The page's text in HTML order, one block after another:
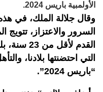
الأولمبية باريس 2024.
وقال جلالة الملك، في هذه
السرور والاعتزاز،
التي احتضنتها بلادنا،
“باريس 2024”.